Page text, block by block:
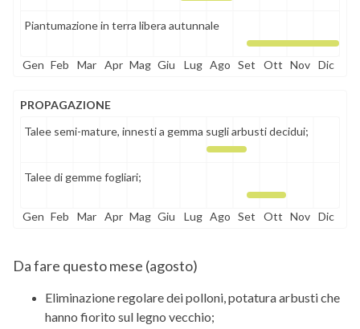
Piantumazione in terra libera autunnale
Gen Feb Mar Apr Mag Giu Lug Ago Set Ott Nov Dic
PROPAGAZIONE
Talee semi-mature, innesti a gemma sugli arbusti decidui;
Talee di gemme fogliari;
Gen Feb Mar Apr Mag Giu Lug Ago Set Ott Nov Dic
Da fare questo mese (agosto)
Eliminazione regolare dei polloni, potatura arbusti che
hanno fiorito sul legno vecchio;